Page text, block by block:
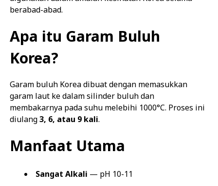
berabad-abad.
Apa itu Garam Buluh
Korea?
Garam buluh Korea dibuat dengan memasukkan
garam laut ke dalam silinder buluh dan
membakarnya pada suhu melebihi 1000°C. Proses ini
diulang3, 6, atau 9 kali.
Manfaat Utama
Sangat Alkali — pH 10-11